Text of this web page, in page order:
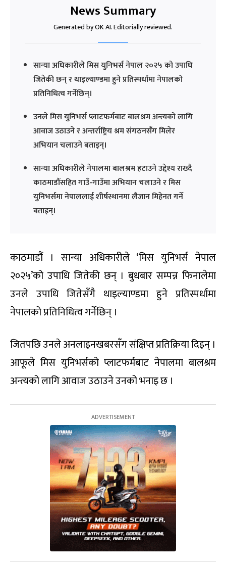
News Summary
Generated by OK AI. Editorially reviewed.
सान्या अधिकारीले मिस युनिभर्स नेपाल २०२५ को उपाधि
जितेकी छन् र थाइल्याण्डमा हुने प्रतिस्पर्धामा नेपालको
प्रतिनिधित्व गर्नेछिन्।
उनले मिस युनिभर्स प्लाटफर्मबाट बालश्रम अन्त्यको लागि
आवाज उठाउने र अन्तर्राष्ट्रिय श्रम संगठनसँग मिलेर
अभियान चलाउने बताइन्।
सान्या अधिकारीले नेपालमा बालश्रम हटाउने उद्देश्य राख्दै
काठमाडौंसहित गाउँ-गाउँमा अभियान चलाउने र मिस
युनिभर्समा नेपाललाई शीर्षस्थानमा लैजान मिहेनत गर्ने
बताइन्।
काठमाडौं । सान्या अधिकारीले ‘मिस युनिभर्स नेपाल
२०२५’को उपाधि जितेकी छन् । बुधबार सम्पन्न फिनालेमा
उनले उपाधि जितेसँगै थाइल्याण्डमा हुने प्रतिस्पर्धामा
नेपालको प्रतिनिधित्व गर्नेछिन् ।
जितपछि उनले अनलाइनखबरसँग संक्षिप्त प्रतिक्रिया दिइन् ।
आफूले मिस युनिभर्सको प्लाटफर्मबाट नेपालमा बालश्रम
अन्त्यको लागि आवाज उठाउने उनको भनाइ छ ।